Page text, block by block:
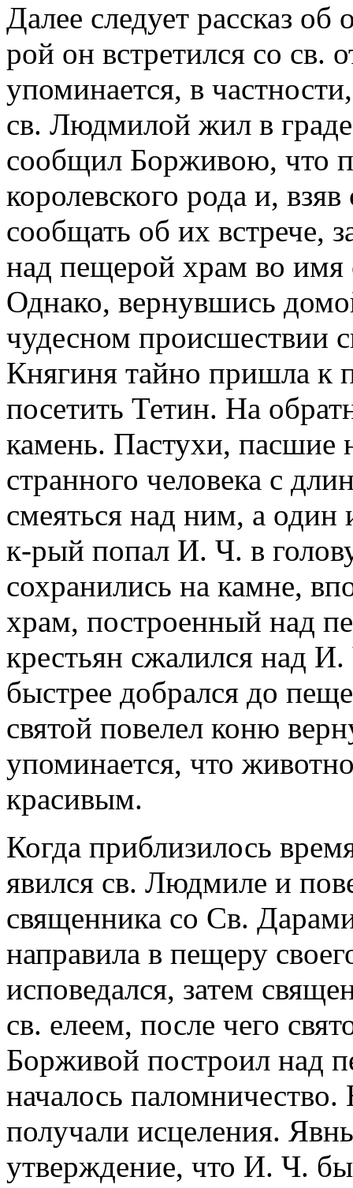
Далее следует рассказ
рой он встретился со св.
упоминается, в
св. Людмилой жил в
сообщил Борживою, что
королевского рода и,
сообщать об их встрече,
над пещерой храм во имя
Однако, вернувшись
чудесном происшествии
Княгиня тайно пришла к
посетить Тетин. На
камень. Пастухи, пасшие
странного человека с
смеяться над ним, а один
к-рый попал И. Ч. в
сохранились на камне,
храм, построенный над
крестьян сжалился над
быстрее добрался до
святой повелел коню
упоминается, что
красивым.
Когда приблизилось
явился св. Людмиле и
священника со Св.
направила в пещеру
исповедался, затем
св. елеем, после чего
Борживой построил над
началось
получали исцеления.
утверждение, что И. Ч.